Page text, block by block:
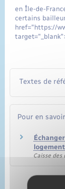
en Île-de-
certains
href="https://
Textes de
Pour en
Caisse des